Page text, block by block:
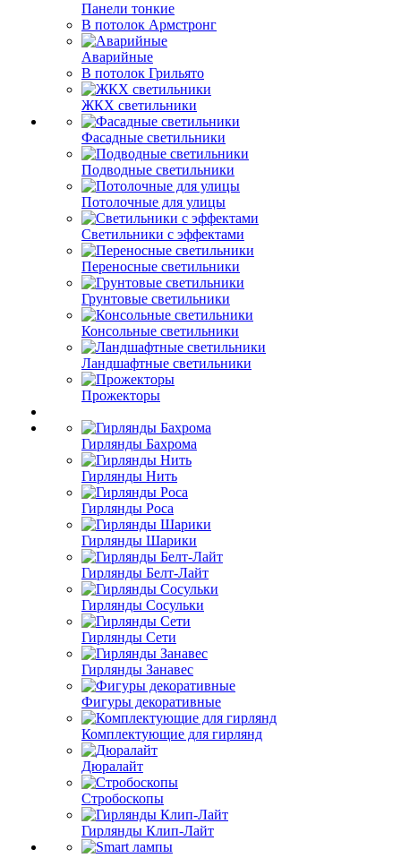
Панели тонкие
В потолок Армстронг
Аварийные
В потолок Грильято
ЖКХ светильники
Фасадные светильники
Подводные светильники
Потолочные для улицы
Светильники с эффектами
Переносные светильники
Грунтовые светильники
Консольные светильники
Ландшафтные светильники
Прожекторы
Гирлянды Бахрома
Гирлянды Нить
Гирлянды Роса
Гирлянды Шарики
Гирлянды Белт-Лайт
Гирлянды Сосульки
Гирлянды Сети
Гирлянды Занавес
Фигуры декоративные
Комплектующие для гирлянд
Дюралайт
Стробоскопы
Гирлянды Клип-Лайт